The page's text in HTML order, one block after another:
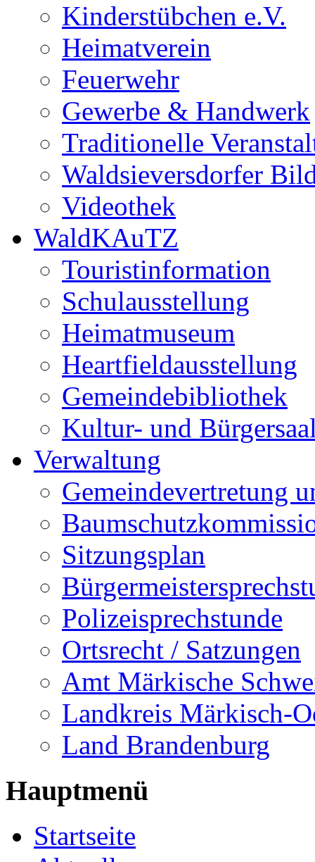
Kinderstübchen e.V.
Heimatverein
Feuerwehr
Gewerbe & Handwerk
Traditionelle
Waldsieversdorfer
Videothek
WaldKAuTZ
Touristinformation
Schulausstellung
Heimatmuseum
Heartfieldausstellung
Gemeindebibliothek
Kultur- und
Verwaltung
Gemeindevertretung
Sitzungsplan
Polizeisprechstunde
Ortsrecht / Satzungen
Amt Märkische
Landkreis Märkisch-
Land Brandenburg
Hauptmenü
Startseite